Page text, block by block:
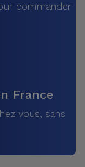
commander
France
vous, sans